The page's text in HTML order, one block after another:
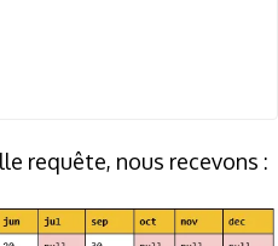
requête, nous recevons :